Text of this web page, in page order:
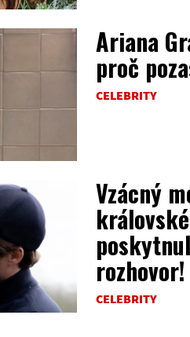
Ariana
proč
CELEBRITY
Vzácný
rozhovor!
CELEBRITY